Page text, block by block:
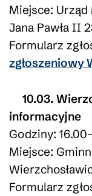
Miejsce: Urząd
Jana Pawła II
Formularz
zgłoszeniowy
10.03.
informacyjne
Godziny:
Miejsce:
Formularz